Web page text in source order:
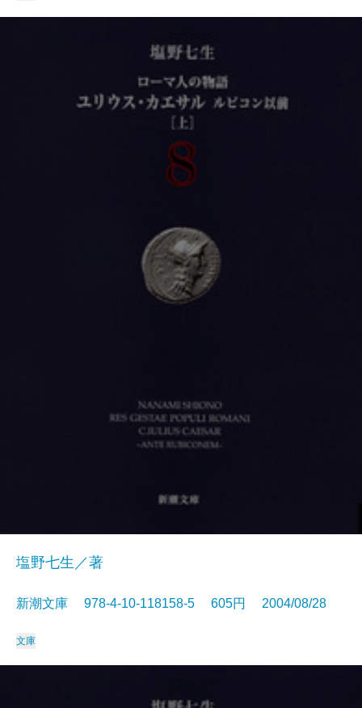
塩野七生／著
新潮文庫 978-4-10-118158-5 605円 2004/08/28
文庫